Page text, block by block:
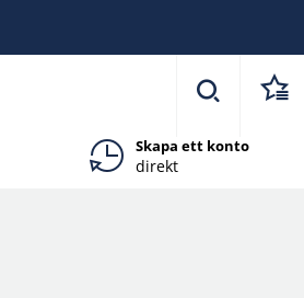
Skapa ett konto
direkt